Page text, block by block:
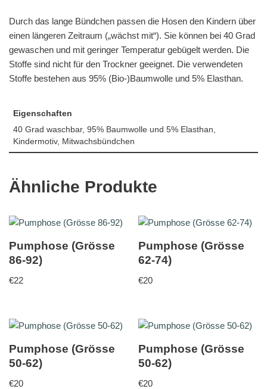
Durch das lange Bündchen passen die Hosen den Kindern über
einen längeren Zeitraum („wächst mit“). Sie können bei 40 Grad
gewaschen und mit geringer Temperatur gebügelt werden. Die
Stoffe sind nicht für den Trockner geeignet. Die verwendeten
Stoffe bestehen aus 95% (Bio-)Baumwolle und 5% Elasthan.
Eigenschaften
40 Grad waschbar, 95% Baumwolle und 5% Elasthan,
Kindermotiv, Mitwachsbündchen
Ähnliche Produkte
Pumphose (Grösse
86-92)
€22
Pumphose (Grösse
62-74)
€20
Pumphose (Grösse
50-62)
€20
Pumphose (Grösse
50-62)
€20